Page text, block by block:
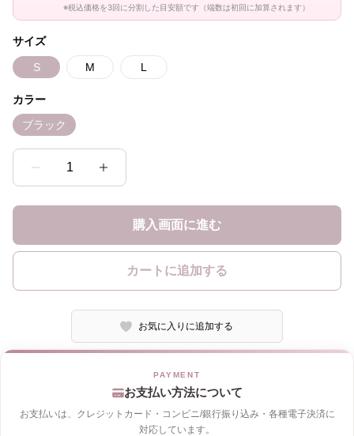
※税込価格を3回に分割した目安額です（端数は初回に加算されます）
サイズ
S M L
カラー
ブラック
1
購入画面に進む
カートに追加する
お気に入りに追加する
お支払い方法について
お支払いは、クレジットカード・コンビニ/銀行振り込み・各種電子決済に
対応しています。